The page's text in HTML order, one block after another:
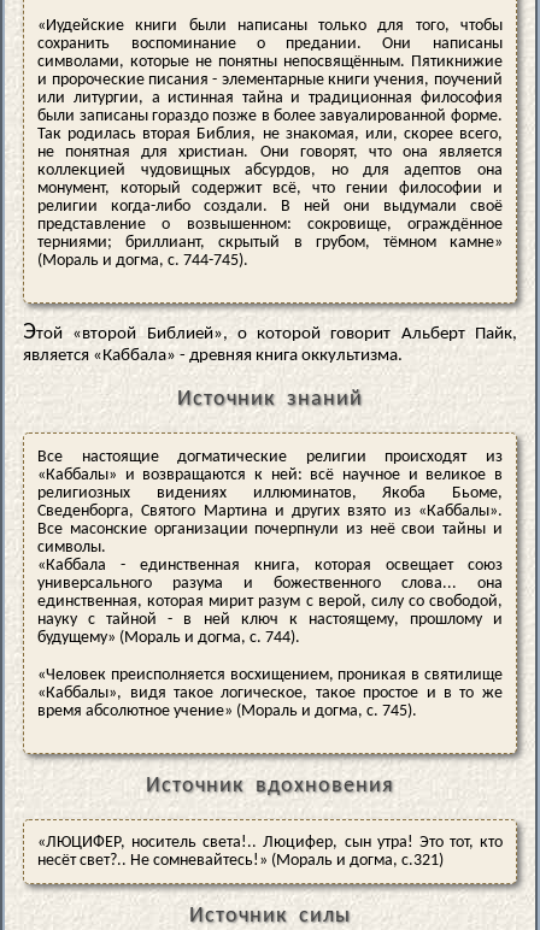
«Иудейские книги были написаны только для того, чтобы
сохранить воспоминание о предании. Они написаны
символами, которые не понятны непосвящённым. Пятикнижие
и пророческие писания - элементарные книги учения, поучений
или литургии, а истинная тайна и традиционная философия
были записаны гораздо позже в более завуалированной форме.
Так родилась вторая Библия, не знакомая, или, скорее всего,
не понятная для христиан. Они говорят, что она является
коллекцией чудовищных абсурдов, но для адептов она
монумент, который содержит всё, что гении философии и
религии когда-либо создали. В ней они выдумали своё
представление о возвышенном: сокровище, ограждённое
терниями; бриллиант, скрытый в грубом, тёмном камне»
(Мораль и догма, с. 744-745).
Этой «второй Библией», о которой говорит Альберт Пайк,
является «Каббала» - древняя книга оккультизма.
Источник знаний
Все настоящие догматические религии происходят из
«Каббалы» и возвращаются к ней: всё научное и великое в
религиозных видениях иллюминатов, Якоба Бьоме,
Сведенборга, Святого Мартина и других взято из «Каббалы».
Все масонские организации почерпнули из неё свои тайны и
символы.
«Каббала - единственная книга, которая освещает союз
универсального разума и божественного слова... она
единственная, которая мирит разум с верой, силу со свободой,
науку с тайной - в ней ключ к настоящему, прошлому и
будущему» (Мораль и догма, с. 744).
«Человек преисполняется восхищением, проникая в святилище
«Каббалы», видя такое логическое, такое простое и в то же
время абсолютное учение» (Мораль и догма, с. 745).
Источник вдохновения
«ЛЮЦИФЕР, носитель света!.. Люцифер, сын утра! Это тот, кто
несёт свет?.. Не сомневайтесь!» (Мораль и догма, с.321)
Источник силы